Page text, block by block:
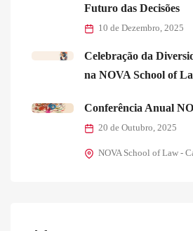
Futuro das Decisões
10 de Dezembro, 2025
Celebração da
na NOVA School of
Conferência Anual
20 de Outubro, 2025
NOVA School of Law -